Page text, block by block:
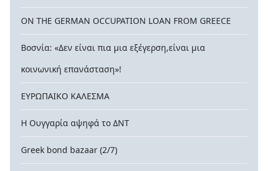
ON THE GERMAN OCCUPATION LOAN FROM GREECE
Βοσνία: «Δεν είναι πια μια εξέγερση,είναι μια
κοινωνική επανάσταση»!
ΕΥΡΩΠΑΙΚΟ ΚΑΛΕΣΜΑ
Η Ουγγαρία αψηφά το ΔΝΤ
Greek bond bazaar (2/7)